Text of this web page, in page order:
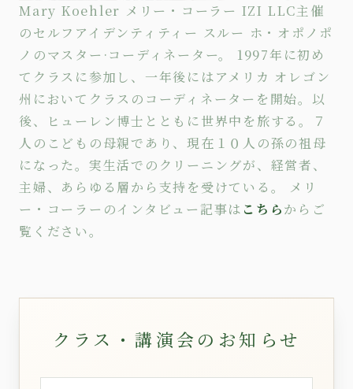
Mary Koehler メリー・コーラー IZI LLC主催
のセルフアイデンティティー スルー ホ・オポノポ
ノのマスター·コーディネーター。 1997年に初め
てクラスに参加し、一年後にはアメリカ オレゴン
州においてクラスのコーディネーターを開始。以
後、ヒューレン博士とともに世界中を旅する。７
人のこどもの母親であり、現在１０人の孫の祖母
になった。実生活でのクリーニングが、経営者、
主婦、あらゆる層から支持を受けている。 メリ
ー・コーラーのインタビュー記事は こちらからご
覧ください。
クラス・講演会のお知らせ